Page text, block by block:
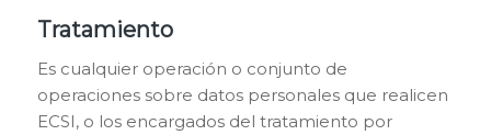
Tratamiento
Es cualquier operación o conjunto de
operaciones sobre datos personales que realicen
ECSI, o los encargados del tratamiento por